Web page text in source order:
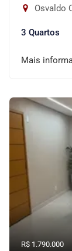
Osvaldo
3 Quartos
Mais
R$ 1.790.000